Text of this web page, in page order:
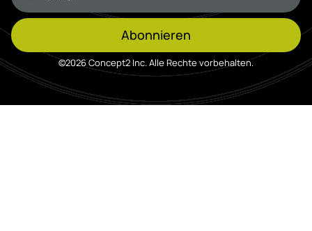
Abonnieren
©2026 Concept2 Inc. Alle Rechte vorbehalten.